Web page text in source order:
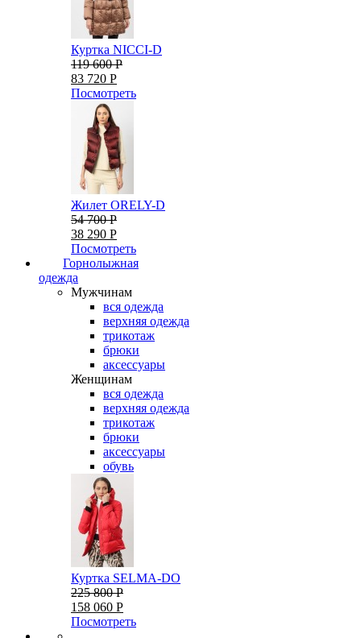
Куртка NICCI-D
119 600 Р
83 720 Р
Посмотреть
Жилет ORELY-D
54 700 Р
38 290 Р
Посмотреть
Горнолыжная
одежда
Мужчинам
вся одежда
верхняя одежда
трикотаж
брюки
аксессуары
Женщинам
вся одежда
верхняя одежда
трикотаж
брюки
аксессуары
обувь
Куртка SELMA-DO
225 800 Р
158 060 Р
Посмотреть